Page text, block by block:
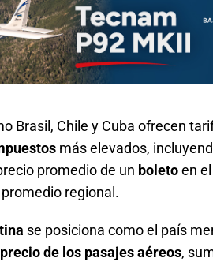
Brasil, Chile y Cuba ofrecen
más elevados,
promedio de un boletoen
regional.
se posiciona como el país
precio de los pasajes aéreos,